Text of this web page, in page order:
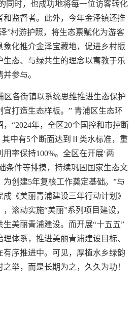
同时，也成功地将每一位访客转化
和监督者。此外，今年金泽镇还推
”村游护照，将生态禀赋化为游客
象化推介金泽宝藏地，促进乡村振
态、与绿共生的理念以寓教于乐
参与。
区各街镇以系统思维推进生态保护
打造生态样板。” 青浦区生态环
“2024年，全区20个国控和市控断
中有5个断面达到Ⅱ类水标准，重
率保持100%。全区在开展‘两
条件等排摸，持续巩固国家生态文
创建5年复核工作奠定基础。”与
《美丽青浦建设三年行动计划》
滚动实施“美丽”系列项目建设，
美丽青浦建设。而开展“十五五”
体系，推进美丽青浦建设目标、
有序推进中。可见，厚植水乡绿韵
举，而是长期为之，久久为功！